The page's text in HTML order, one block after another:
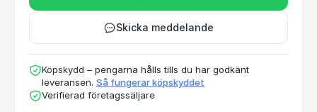
Skicka meddelande
Köpskydd – pengarna hålls tills du har godkänt
leveransen. Så fungerar köpskyddet
Verifierad företagssäljare